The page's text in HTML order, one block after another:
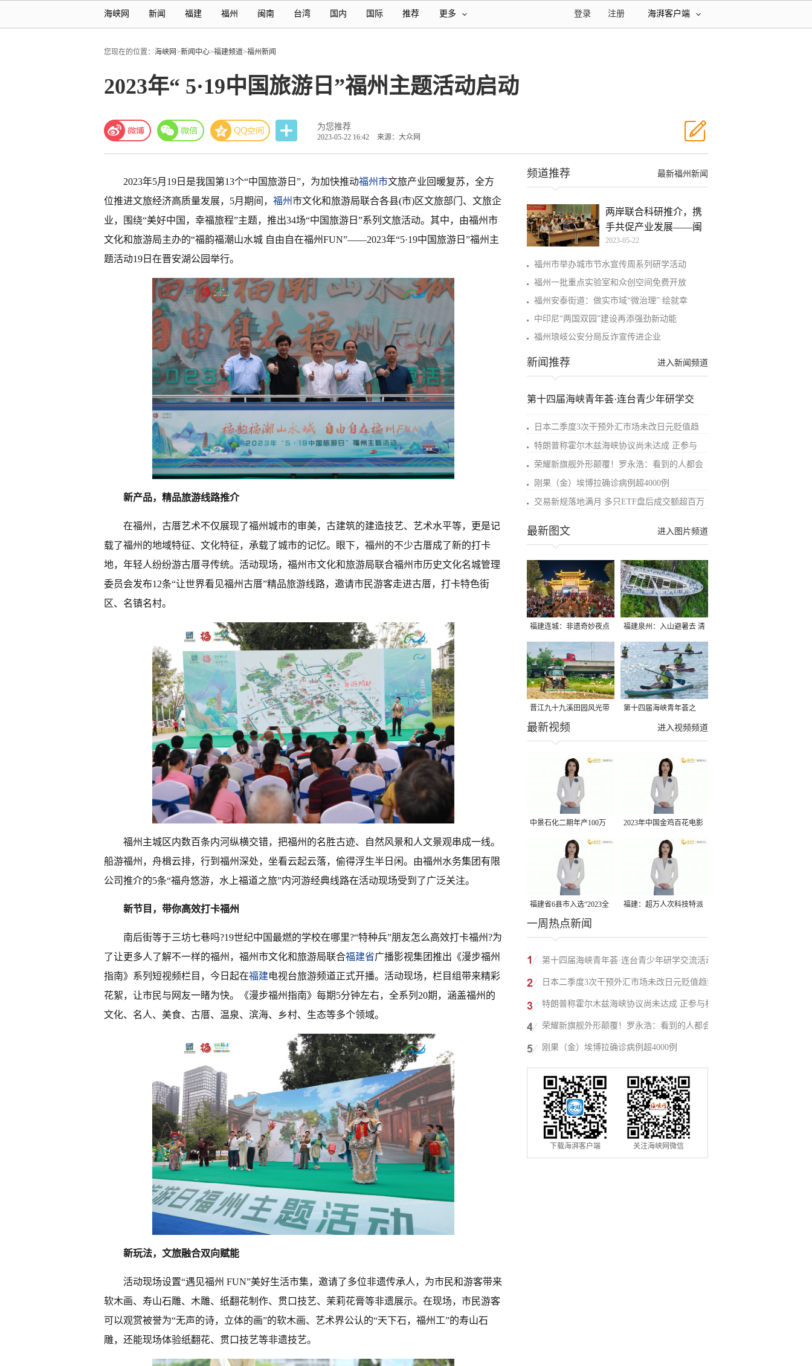
海峡网 新闻 福建 福州 闽南 台湾 国内 国际 推荐 更多 海湃客户端
注册
登录
您现在的位置： 海峡网>新闻中心>福建频道>福州新闻
2023年“ 5·19中国旅游日”福州主题活动启动
为您推荐
2023-05-22 16:42 来源：大众网
2023年5月19日是我国第13个“中国旅游日”，为加快推动福州市文旅产业回暖复苏，全方
位推进文旅经济高质量发展，5月期间， 福州市文化和旅游局联合各县(市)区文旅部门、文旅企
业，围绕“美好中国，幸福旅程”主题，推出34场“中国旅游日”系列文旅活动。其中，由福州市
文化和旅游局主办的“福韵福潮山水城 自由自在福州FUN”——2023年“5·19中国旅游日”福州主
题活动19日在晋安湖公园举行。
新产品，精品旅游线路推介
在福州，古厝艺术不仅展现了福州城市的审美，古建筑的建造技艺、艺术水平等，更是记
载了福州的地域特征、文化特征，承载了城市的记忆。眼下，福州的不少古厝成了新的打卡
地，年轻人纷纷游古厝寻传统。活动现场，福州市文化和旅游局联合福州市历史文化名城管理
委员会发布12条“让世界看见福州古厝”精品旅游线路，邀请市民游客走进古厝，打卡特色街
区、名镇名村。
福州主城区内数百条内河纵横交错，把福州的名胜古迹、自然风景和人文景观串成一线。
船游福州，舟楫云排，行到福州深处，坐看云起云落，偷得浮生半日闲。由福州水务集团有限
公司推介的5条“福舟悠游，水上福道之旅”内河游经典线路在活动现场受到了广泛关注。
新节目，带你高效打卡福州
南后街等于三坊七巷吗?19世纪中国最燃的学校在哪里?“特种兵”朋友怎么高效打卡福州?为
了让更多人了解不一样的福州，福州市文化和旅游局联合福建省广播影视集团推出《漫步福州
指南》系列短视频栏目，今日起在福建电视台旅游频道正式开播。活动现场，栏目组带来精彩
花絮，让市民与网友一睹为快。《漫步福州指南》每期5分钟左右，全系列20期，涵盖福州的
文化、名人、美食、古厝、温泉、滨海、乡村、生态等多个领域。
新玩法，文旅融合双向赋能
活动现场设置“遇见福州 FUN”美好生活市集，邀请了多位非遗传承人，为市民和游客带来
软木画、寿山石雕、木雕、纸翻花制作、贯口技艺、茉莉花膏等非遗展示。在现场，市民游客
可以观赏被誉为“无声的诗，立体的画”的软木画、艺术界公认的“天下石，福州工”的寿山石
雕，还能现场体验纸翻花、贯口技艺等非遗技艺。
最新福州新闻
频道推荐
两岸联合科研推介，携
手共促产业发展——闽
台
2023-05-22
福州市举办城市节水宣传周系列研学活动
福州一批重点实验室和众创空间免费开放
福州安泰街道：做实市域“微治理” 绘就幸
中印尼“两国双园”建设再添强劲新动能
福州琅岐公安分局反诈宣传进企业
进入新闻频道
新闻推荐
第十四届海峡青年荟·连台青少年研学交
日本二季度3次干预外汇市场未改日元贬值趋
特朗普称霍尔木兹海峡协议尚未达成 正参与
荣耀新旗舰外形颠覆！罗永浩：看到的人都会
刚果（金）埃博拉确诊病例超4000例
交易新规落地满月 多只ETF盘后成交额超百万
进入图片频道
最新图文
福建连城：非遗奇妙夜点
亮夏夜
福建泉州：入山避暑去 清
凉好惬意
晋江九十九溪田园风光带
千亩早稻迎来成熟收割季
第十四届海峡青年荟之
2026榕台青年大学生水上
进入视频频道
最新视频
中景石化二期年产100万
吨丙烷脱氢项目建成中交
2023年中国金鸡百花电影
节有福电影巡展31日启动
福建省6县市入选“2023全
国县域发展潜力百强县”
福建：超万人次科技特派
一周热点新闻
第十四届海峡青年荟·连台青少年研学交流活动
在福州启航
日本二季度3次干预外汇市场未改日元贬值趋势
特朗普称霍尔木兹海峡协议尚未达成 正参与相
关谈判
荣耀新旗舰外形颠覆！罗永浩：看到的人都会
吃惊
刚果（金）埃博拉确诊病例超4000例
下载海湃客户端 关注海峡网微信